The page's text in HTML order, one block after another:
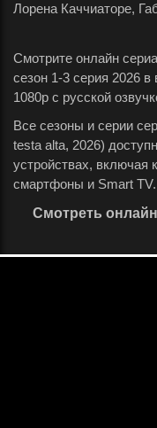
Лорена Каччиаторе,
Смотрите онлайн
сезон 1-3 серия 2026
1080p с русской
Все сезоны и серии
testa alta, 2026)
устройствах,
смартфоны и Smart TV.
Смотреть